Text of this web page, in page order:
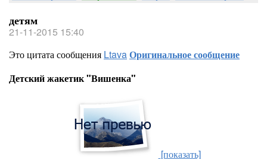
детям
21-11-2015 15:40
Это цитата сообщения LtavaОригинальное сообщение
Детский жакетик "Вишенка"
[показать]